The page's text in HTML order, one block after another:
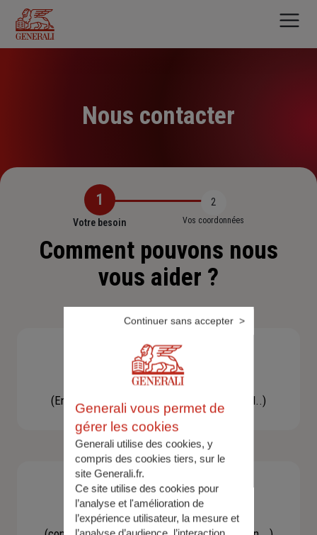
contenu
principal
Nous contacter
1
Votre besoin
2
Vos coordonnées
Comment pouvons nous
vous aider ?
Besoin d'une assistance
(En cas d'accident, bris de glace, un conseil..)
Demande d'information
Generali vous permet de
gérer les cookies
Generali utilise des cookies, y
compris des cookies tiers, sur le
site Generali.fr.
Ce site utilise des cookies pour
l’analyse et l'amélioration de
l’expérience utilisateur, la mesure et
Continuer sans accepter